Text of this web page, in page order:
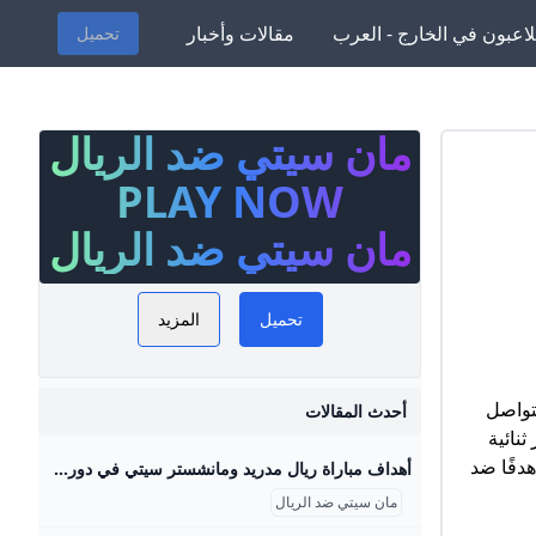
في الخارج - العرب مقالات وأخبار تحميل
ضد
مان سيتي ضد الريال
PLAY NOW
مان سيتي ضد الريال
بهذه
ما
تحميل المزيد
أحدث المقالات
أهداف مباراة ريال مدريد ومانشستر سيتي في دوري أبطال أوروبا.. لقاء جنوني وأسطوري (شاهد الملخص كامل فيديو) أهداف مباراة ريال مدريد ومانشستر سيتي في دوري أبطال أوروبا.. لقاء جنوني وأسطوري (شاهد الملخص كامل فيديو).. يبحث متابعو عشاق الساحرة المستديرة عن أهداف وملخص مباراة ريال مدريد ومانشستر سيتي في إياب ربع نهائي دوري أبطال أوروبا، والتي أقيمت على ملعب الاتحاد، مساء الأربعاء، وشهد ملعب الاتحاد مباراة ممتعة بث مباشر الخميس 18/أبريل/2024 - 03:55 ص 4/18/2024 3:55:00 AM سماح صلاح مشاهدة ملخص وأهداف مباراة ريال مدريد ومانشستر سيتي أهداف مباراة ريال مدريد ومانشستر سيتي في دوري أبطال أوروبا.
مان سيتي ضد الريال